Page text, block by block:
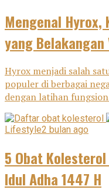
Mengenal Hyrox,
yang
Hyrox menjadi salah
populer di berbagai
dengan latihan
Lifestyle2 bulan ago
5 Obat
Idul Adha 1447 H